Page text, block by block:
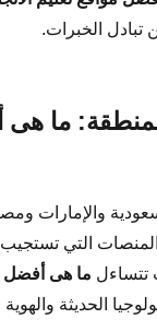
تبادل الخبرات.
ما هى
والإمارات
التي
تتساءل ما هى أفضل
الحديثة والهوية